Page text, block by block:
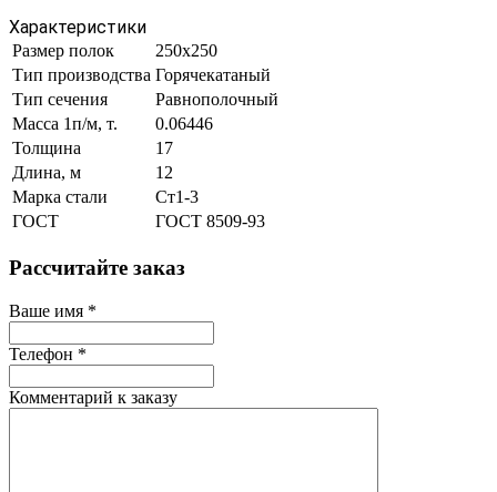
Характеристики
Размер полок
250х250
Тип производства Горячекатаный
Тип сечения
Равнополочный
Масса 1п/м, т.
0.06446
Толщина
17
Длина, м
12
Марка стали
Ст1-3
ГОСТ
ГОСТ 8509-93
Рассчитайте заказ
Ваше имя *
Телефон *
Комментарий к заказу